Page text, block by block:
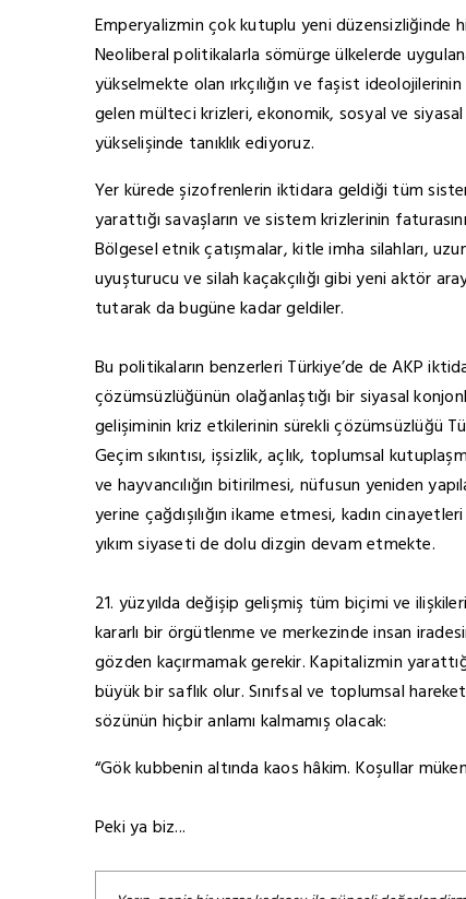
Emperyalizmin çok kutuplu yeni düzensizliğinde
Neoliberal politikalarla sömürge ülkelerde
yükselmekte olan ırkçılığın ve faşist
gelen mülteci krizleri, ekonomik, sosyal ve
yükselişinde tanıklık ediyoruz.
Yer kürede şizofrenlerin iktidara geldiği tüm
yarattığı savaşların ve sistem krizlerinin
Bölgesel etnik çatışmalar, kitle imha silahları,
uyuşturucu ve silah kaçakçılığı gibi yeni aktör
tutarak da bugüne kadar geldiler.
Bu politikaların benzerleri Türkiye’de de AKP
çözümsüzlüğünün olağanlaştığı bir siyasal
gelişiminin kriz etkilerinin sürekli çözümsüzlüğü
Geçim sıkıntısı, işsizlik, açlık, toplumsal
ve hayvancılığın bitirilmesi, nüfusun yeniden
yerine çağdışılığın ikame etmesi, kadın
yıkım siyaseti de dolu dizgin devam etmekte.
21. yüzyılda değişip gelişmiş tüm biçimi ve
kararlı bir örgütlenme ve merkezinde insan
gözden kaçırmamak gerekir. Kapitalizmin
büyük bir saflık olur. Sınıfsal ve toplumsal
sözünün hiçbir anlamı kalmamış olacak:
“Gök kubbenin altında kaos hâkim. Koşullar
Peki ya biz...